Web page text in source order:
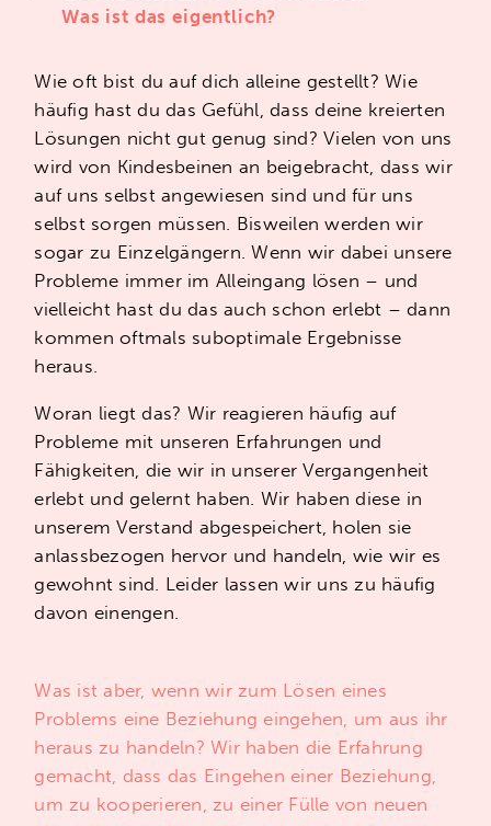
Echte Kooperationund Co-Kreation
die große Entwicklungsa ufgabe
unserer Zeit
. Darum befassen wir
uns intensiv mit de
Frage n : Wie
kannst du deine
persönliche
Kooperationsfähigkeit steigern
Wie
bringen wir nach unterschiedlichen
Betriebssystemen tickende
Organisationsmodelle zusammen
und solidarisch organisierte
Gesellschaft?
Was ist das eigentlich?
Wie oft bist du auf dich alleine gestellt? Wie
häufig hast du das Gefühl, dass deine kreierten
Lösungen nicht gut genug sind? Vielen von uns
wird von Kindesbeinen an beigebracht, dass wir
auf uns selbst angewiesen sind und für uns
selbst sorgen müssen. Bisweilen werden wir
sogar zu Einzelgängern. Wenn wir dabei unsere
Probleme immer im Alleingang lösen – und
vielleicht hast du das auch schon erlebt – dann
kommen oftmals suboptimale Ergebnisse
heraus.
Woran liegt das? Wir reagieren häufig auf
Probleme mit unseren Erfahrungen und
Fähigkeiten, die wir in unserer Vergangenheit
erlebt und gelernt haben. Wir haben diese in
unserem Verstand abgespeichert, holen sie
anlassbezogen hervor und handeln, wie wir es
gewohnt sind. Leider lassen wir uns zu häufig
davon einengen.
Was ist aber, wenn wir zum Lösen eines
Problems eine Beziehung eingehen, um aus ihr
heraus zu handeln? Wir haben die Erfahrung
gemacht, dass das Eingehen einer Beziehung,
um zu kooperieren, zu einer Fülle von neuen